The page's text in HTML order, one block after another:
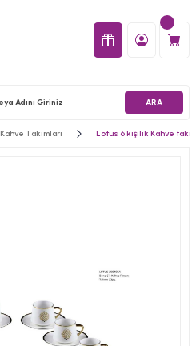
ARA
Kahve Takımları Lotus 6 kişilik Kahve